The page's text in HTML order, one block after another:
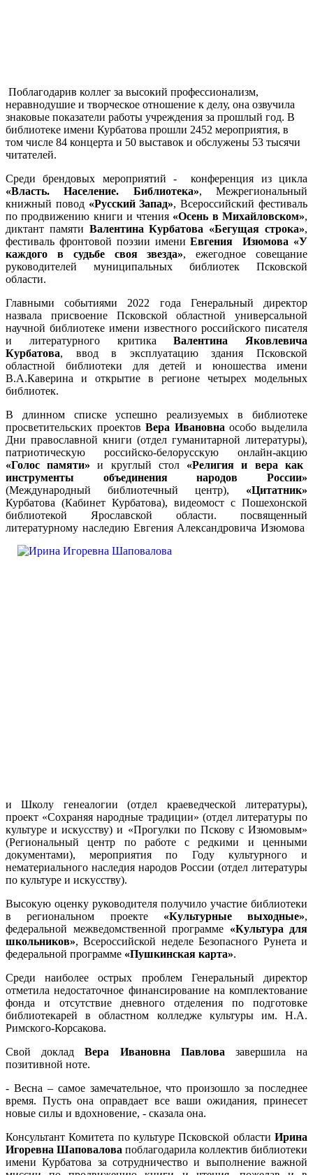
Поблагодарив коллег за высокий профессионализм,
неравнодушие и творческое отношение к делу, она озвучила
знаковые показатели работы учреждения за прошлый год. В
библиотеке имени Курбатова прошли 2452 мероприятия, в
том числе 84 концерта и 50 выставок и обслужены 53 тысячи
читателей.
Среди брендовых мероприятий - конференция из цикла
«Власть. Население. Библиотека», Межрегиональный
книжный повод «Русский Запад», Всероссийский фестиваль
по продвижению книги и чтения «Осень в Михайловском»,
диктант памяти Валентина Курбатова «Бегущая строка»,
фестиваль фронтовой поэзии имениЕвгения Изюмова «У
каждого в судьбе своя звезда», ежегодное совещание
руководителей муниципальных библиотек Псковской
области.
Главными событиями 2022 года Генеральный директор
назвала присвоение Псковской областной универсальной
научной библиотеке имени известного российского писателя
и литературного критикаВалентина Яковлевича
Курбатова, ввод в эксплуатацию здания Псковской
областной библиотеки для детей и юношества имени
В.А.Каверина и открытие в регионе четырех модельных
библиотек.
В длинном списке успешно реализуемых в библиотеке
просветительских проектовВера Ивановна особо выделила
Дни православной книги (отдел гуманитарной литературы),
патриотическую российско-белорусскую онлайн-акцию
«Голос памяти» и круглый стол «Религия и вера как
инструменты объединения народов России»
(Международный библиотечный центр), «Цитатник»
Курбатова (Кабинет Курбатова), видеомост с Пошехонской
библиотекой Ярославской области. посвященный
литературному наследию Евгения Александровича Изюмова
и Школу генеалогии (отдел краеведческой литературы),
проект «Сохраняя народные традиции» (отдел литературы по
культуре и искусству) и «Прогулки по Пскову с Изюмовым»
(Региональный центр по работе с редкими и ценными
документами), мероприятия по Году культурного и
нематериального наследия народов России (отдел литературы
по культуре и искусству).
Высокую оценку руководителя получило участие библиотеки
в региональном проекте «Культурные выходные»,
федеральной межведомственной программе «Культура для
школьников», Всероссийской неделе Безопасного Рунета и
федеральной программе «Пушкинская карта».
Среди наиболее острых проблем Генеральный директор
отметила недостаточное финансирование на комплектование
фонда и отсутствие дневного отделения по подготовке
библиотекарей в областном колледже культуры им. Н.А.
Римского-Корсакова.
Свой докладВера Ивановна Павлова завершила на
позитивной ноте.
- Весна – самое замечательное, что произошло за последнее
время. Пусть она оправдает все ваши ожидания, принесет
новые силы и вдохновение, - сказала она.
Консультант Комитета по культуре Псковской области Ирина
Игоревна Шаповалова поблагодарила коллектив библиотеки
имени Курбатова за сотрудничество и выполнение важной